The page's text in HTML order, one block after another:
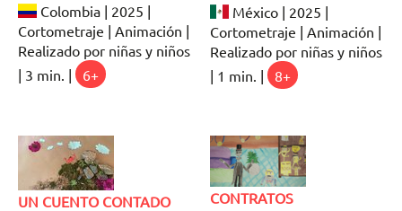
Colombia | 2025 |
Cortometraje | Animación |
Realizado por niñas y niños
| 3 min. |
6+
México | 2025 |
Cortometraje | Animación |
Realizado por niñas y niños
| 1 min. |
8+
UN CUENTO CONTADO
CONTRATOS